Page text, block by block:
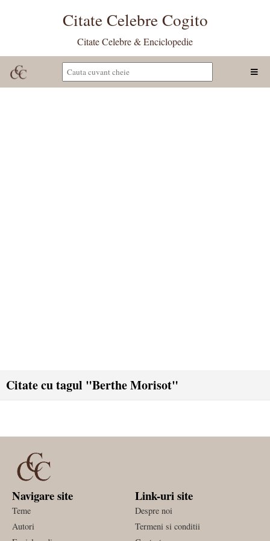
Citate Celebre Cogito
Citate Celebre & Enciclopedie
Citate cu tagul "Berthe Morisot"
Navigare site
Teme
Autori
Link-uri site
Despre noi
Termeni si conditii